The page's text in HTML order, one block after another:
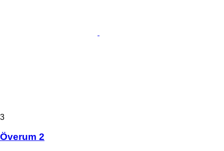
3
Överum 2